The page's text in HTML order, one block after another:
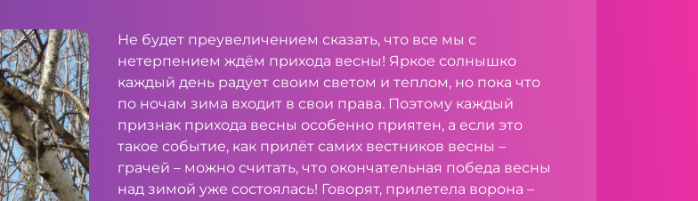
Не будет преувеличением сказать, что все мы с
нетерпением ждём прихода весны! Яркое солнышко
каждый день радует своим светом и теплом, но пока что
по ночам зима входит в свои права. Поэтому каждый
признак прихода весны особенно приятен, а если это
такое событие, как прилёт самих вестников весны –
грачей – можно считать, что окончательная победа весны
над зимой уже состоялась! Говорят, прилетела ворона –